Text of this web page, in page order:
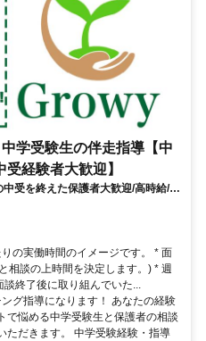
学受験生の伴走指導【中
経験者大歓迎】
受を終えた保護者大歓迎/高時給/週
結
の実働時間のイメージです。 * 面
相談の上時間を決定します。) * 週
終了後に取り組んでいた...
グ指導になります！ あなたの経験
で悩める中学受験生と保護者の相談
ただきます。 中学受験経験・指導